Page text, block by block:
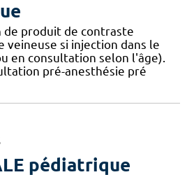
de produit de contraste
veineuse si injection dans le
en consultation selon l'âge).
pré-anesthésie pré
pédiatrique